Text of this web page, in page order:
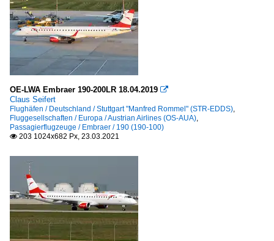
OE-LWA Embraer 190-200LR 18.04.2019 
Claus Seifert
Flughäfen / Deutschland / Stuttgart "Manfred Rommel" (STR-EDDS),
Fluggesellschaften / Europa / Austrian Airlines (OS-AUA),
Passagierflugzeuge / Embraer / 190 (190-100)
 203 1024x682 Px, 23.03.2021